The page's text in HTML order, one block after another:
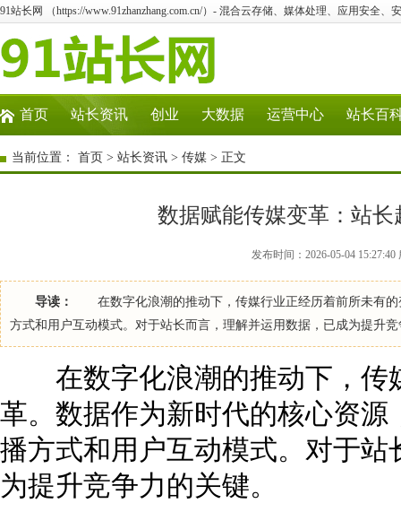
91站长网 （https://www.91zhanzhang.com.cn/）- 混合云存储、媒体处理、应用安全、
首页 站长资讯 创业 大数据 运营中心 站长百
当前位置： 首页 > 站长资讯 > 传媒 > 正文
数据赋能传媒变革：站
发布时间：2026-05-04
导读：
在数字化浪潮的推动下，传媒行业正经历着前所未有的
方式和用户互动模式。对于站长而言，理解并运用数据，已成为提
在数字化浪潮的推动下，传
革。数据作为新时代的核心资
播方式和用户互动模式。对于
为提升竞争力的关键。